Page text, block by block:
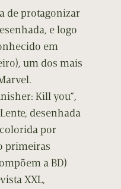
de protagonizar
e logo
em
um dos mais
Kill you”,
desenhada
por
primeiras
a BD)
XXL,